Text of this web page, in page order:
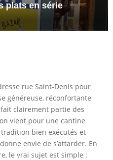
plats en série
rue Saint-Denis pour
généreuse, réconfortante
fait clairement partie des
vient pour une cantine
bien exécutés et
envie de s’attarder. En
le vrai sujet est simple :